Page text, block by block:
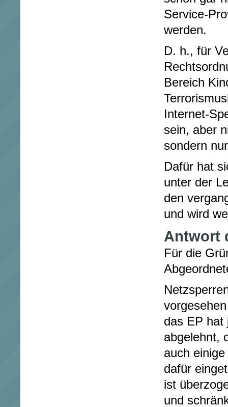
Service-
werden.
D. h., für
Bereich
Internet-
sein, aber
sondern
Dafür hat
unter der
den
und wird
Antwort
Für die
das EP hat
abgelehnt,
auch
dafür
ist
und